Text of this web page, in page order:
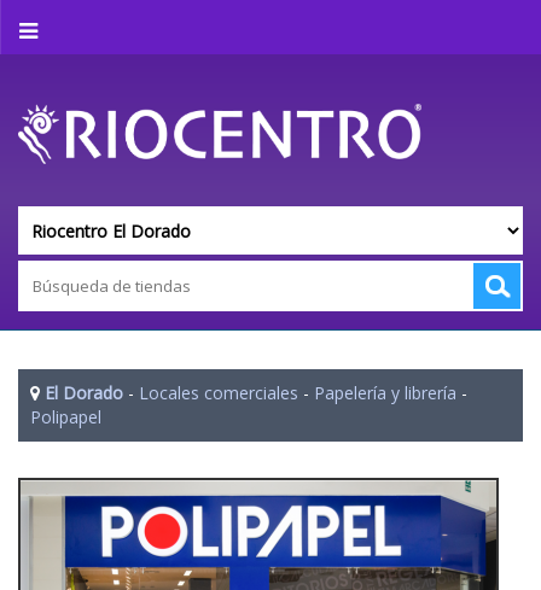
El Dorado - Locales comerciales - Papelería y librería -
Polipapel